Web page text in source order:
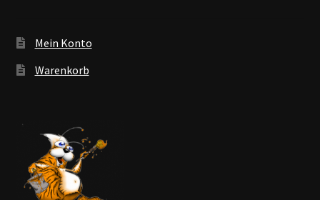
Mein Konto
Warenkorb